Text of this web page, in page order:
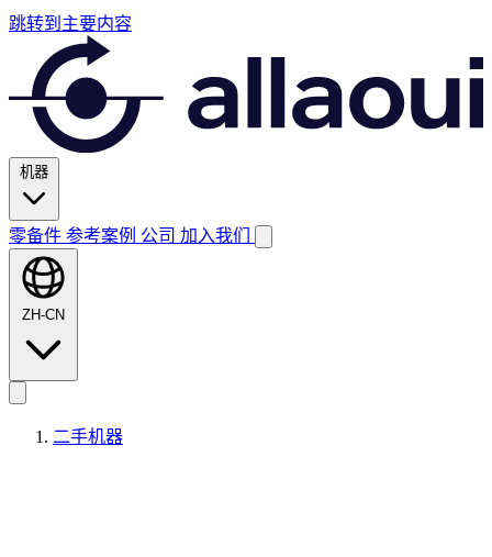
跳转到主要内容
机器
零备件 参考案例 公司 加入我们
ZH-CN
二手机器